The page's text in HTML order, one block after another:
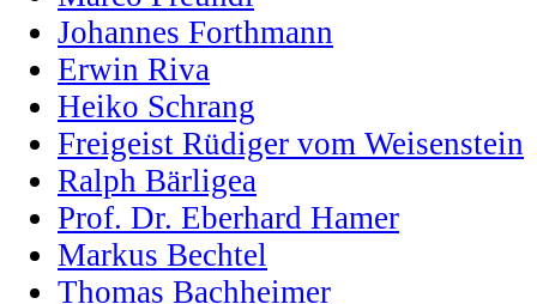
Johannes Forthmann
Erwin Riva
Heiko Schrang
Freigeist Rüdiger vom Weisenstein
Ralph Bärligea
Prof. Dr. Eberhard Hamer
Markus Bechtel
Thomas Bachheimer